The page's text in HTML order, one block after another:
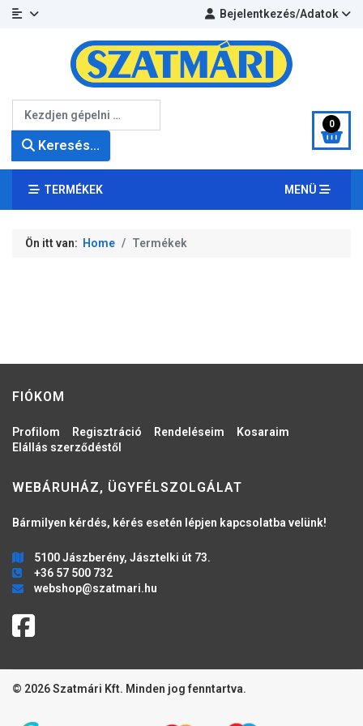
Bejelentkezés/Adatok
Keresés...
0
TERMÉKEK MENÜ
Ön itt van: Home Termékek
FIÓKOM
Profilom Regisztráció Rendeléseim
Kosaraim
Elállás szerződéstől
WEBÁRUHÁZ, ÜGYFÉLSZOLGÁLAT
Bármilyen kérdés, kérés esetén lépjen kapcsolatba velünk!
5100 Jászberény, Jásztelki út 73.
+36 57 500 732
webshop@szatmari.hu
© 2026 Szatmári Kft. Minden jog fenntartva.